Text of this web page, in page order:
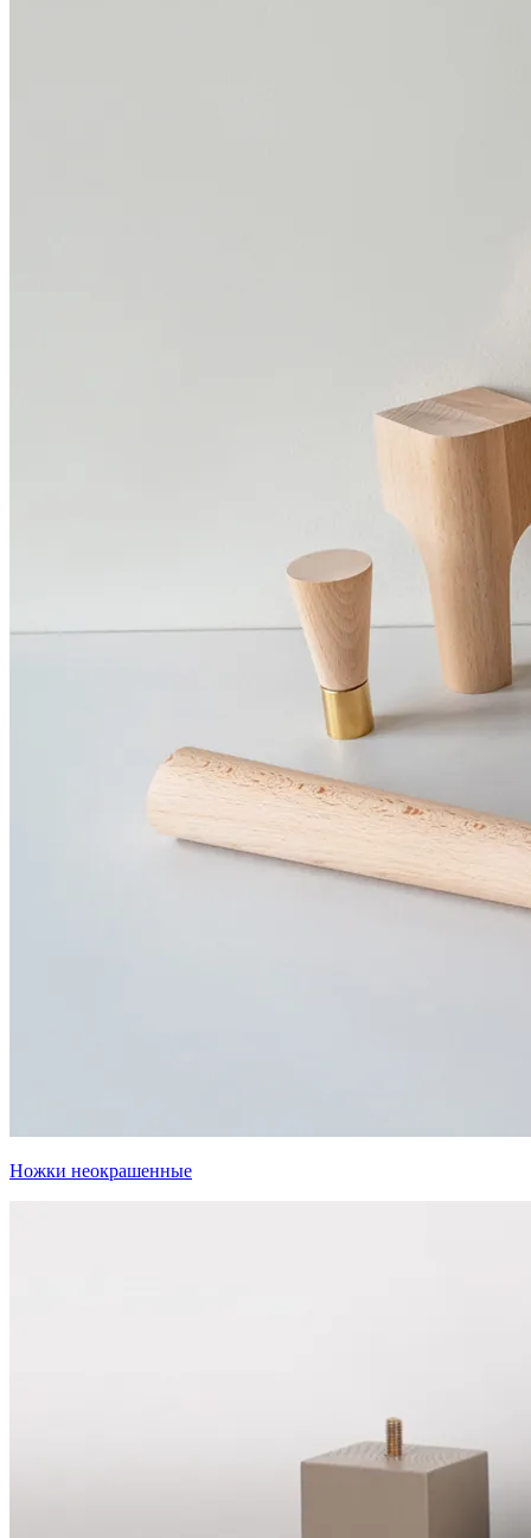
Ножки неокрашенные